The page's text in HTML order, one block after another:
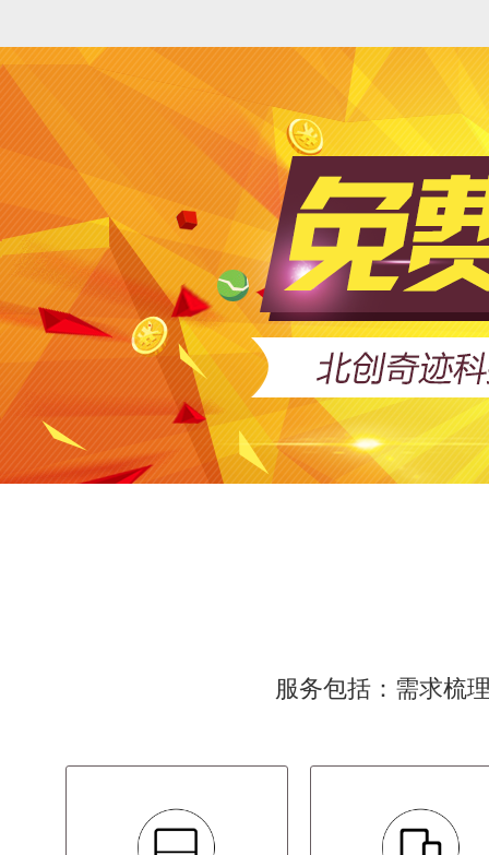
北京北创奇迹科技有限公司，
一家专注于企业移动互联网发
展的综合技术型服务公司
服务包括：需求梳